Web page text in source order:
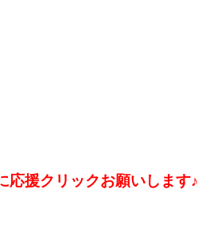
援クリックお願いします♪